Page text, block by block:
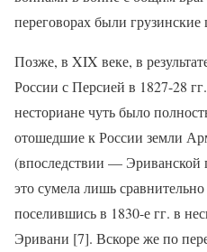
переговорах были грузинские
Позже, в XIX веке, в
России с Персией в 1827-28
несториане чуть было
отошедшие к России земли
(впоследствии — Эриванской
это сумела лишь
поселившись в 1830-е гг. в
Эривани [7]. Вскоре же по